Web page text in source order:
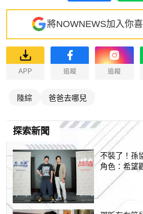
將NOWNEWS加入你
APP 追蹤 追蹤
陸綜 爸爸去哪兒
探索新聞
不裝了！孫
角色：希望